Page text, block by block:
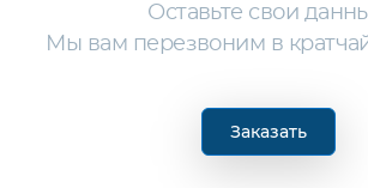
Оставьте свои
Мы вам перезвоним в
Заказать